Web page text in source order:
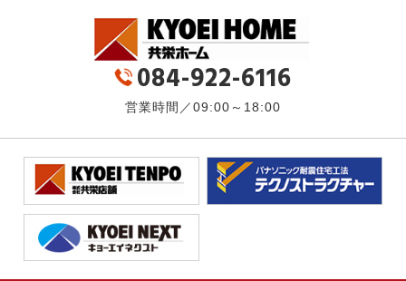
084-922-6116
営業時間／09:00～18:00